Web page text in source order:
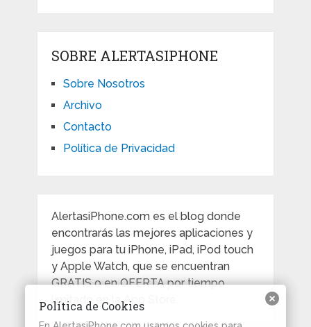
SOBRE ALERTASIPHONE
Sobre Nosotros
Archivo
Contacto
Política de Privacidad
AlertasiPhone.com es el blog donde
encontrarás las mejores aplicaciones y
juegos para tu iPhone, iPad, iPod touch
y Apple Watch, que se encuentran
GRATIS o en OFERTA por tiempo
limitado en la App Store.
Política de Cookies